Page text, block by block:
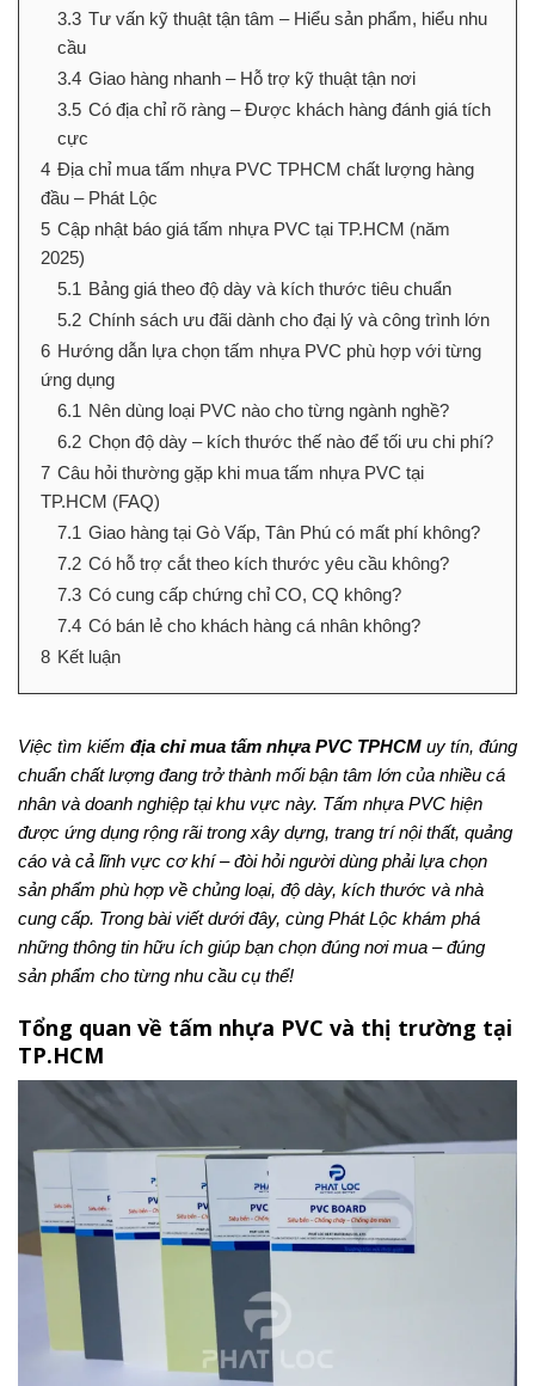
3.3 Tư vấn kỹ thuật tận tâm – Hiểu sản phẩm, hiểu nhu
cầu
3.4 Giao hàng nhanh – Hỗ trợ kỹ thuật tận nơi
3.5 Có địa chỉ rõ ràng – Được khách hàng đánh giá tích
cực
4 Địa chỉ mua tấm nhựa PVC TPHCM chất lượng hàng
đầu – Phát Lộc
5 Cập nhật báo giá tấm nhựa PVC tại TP.HCM (năm
2025)
5.1 Bảng giá theo độ dày và kích thước tiêu chuẩn
5.2 Chính sách ưu đãi dành cho đại lý và công trình lớn
6 Hướng dẫn lựa chọn tấm nhựa PVC phù hợp với từng
ứng dụng
6.1 Nên dùng loại PVC nào cho từng ngành nghề?
6.2 Chọn độ dày – kích thước thế nào để tối ưu chi phí?
7 Câu hỏi thường gặp khi mua tấm nhựa PVC tại
TP.HCM (FAQ)
7.1 Giao hàng tại Gò Vấp, Tân Phú có mất phí không?
7.2 Có hỗ trợ cắt theo kích thước yêu cầu không?
7.3 Có cung cấp chứng chỉ CO, CQ không?
7.4 Có bán lẻ cho khách hàng cá nhân không?
8 Kết luận
Việc tìm kiếm địa chỉ mua tấm nhựa PVC TPHCM uy tín, đúng
chuẩn chất lượng đang trở thành mối bận tâm lớn của nhiều cá
nhân và doanh nghiệp tại khu vực này. Tấm nhựa PVC hiện
được ứng dụng rộng rãi trong xây dựng, trang trí nội thất, quảng
cáo và cả lĩnh vực cơ khí – đòi hỏi người dùng phải lựa chọn
sản phẩm phù hợp về chủng loại, độ dày, kích thước và nhà
cung cấp. Trong bài viết dưới đây, cùng Phát Lộc khám phá
những thông tin hữu ích giúp bạn chọn đúng nơi mua – đúng
sản phẩm cho từng nhu cầu cụ thể!
Tổng quan về tấm nhựa PVC và thị trường tại
TP.HCM